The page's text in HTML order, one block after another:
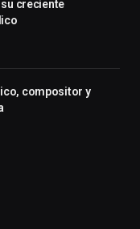
creciente
compositor y